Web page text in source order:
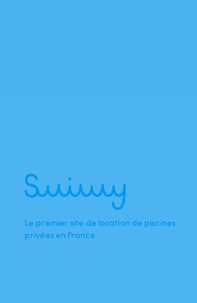
Le premier site de location de piscines
privées en France.